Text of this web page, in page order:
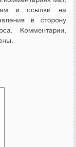
и ссылки на
в сторону
Комментарии,